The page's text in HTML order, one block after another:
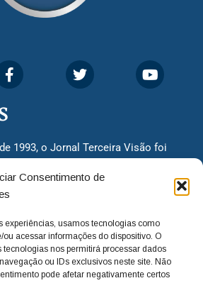
Consentimento de
experiências, usamos tecnologias como
acessar informações do dispositivo. O
nos permitirá processar dados
ou IDs exclusivos neste site. Não
pode afetar negativamente certos
1993, o Jornal Terceira Visão foi
já que naquela época só existiam
de 30 anos, o jornal continua
as melhores notícias. Nunca
do cidadão, sempre
públicos em busca de melhorias
cobrando resoluções para casos